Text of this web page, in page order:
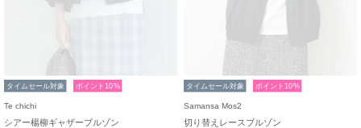
タイムセール対象 ポイント10%
Te chichi
シアー楊柳ギャザーブルゾン
タイムセール対象 ポイント10%
Samansa Mos2
切り替えレースブルゾン